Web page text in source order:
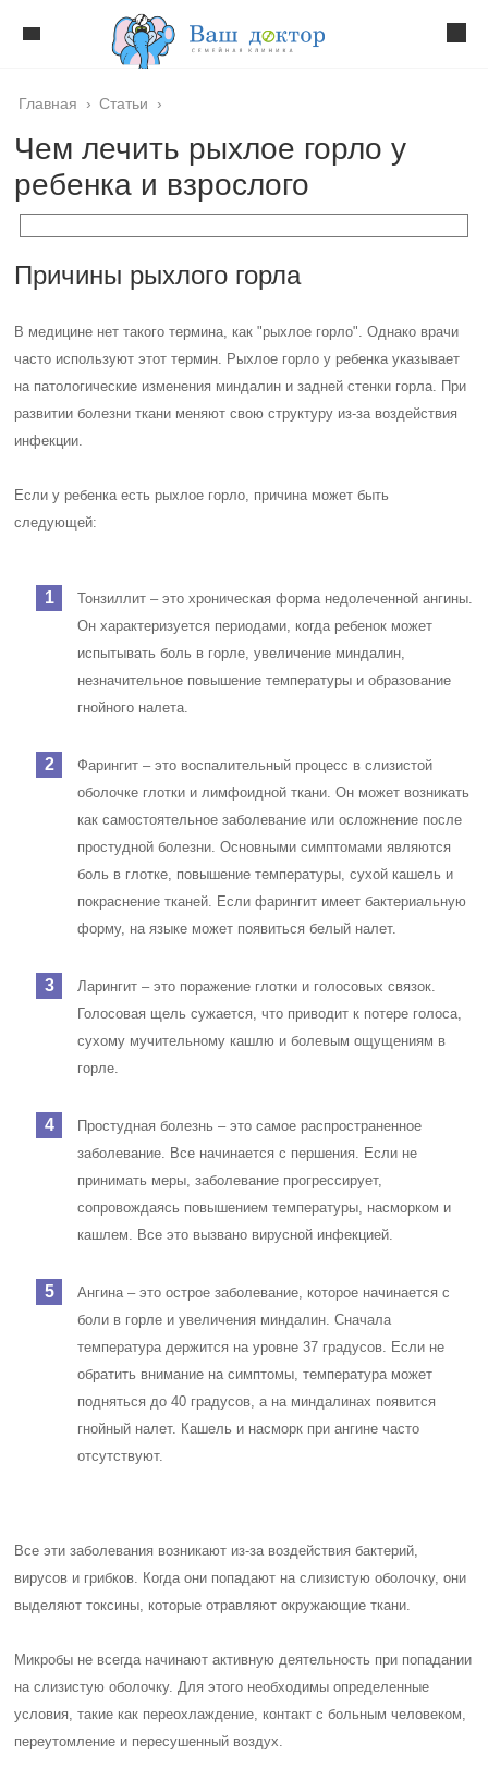
Главная › Статьи ›
Чем лечить рыхлое горло у
ребенка и взрослого
Причины рыхлого горла
В медицине нет такого термина, как "рыхлое горло". Однако врачи
часто используют этот термин. Рыхлое горло у ребенка указывает
на патологические изменения миндалин и задней стенки горла. При
развитии болезни ткани меняют свою структуру из-за воздействия
инфекции.
Если у ребенка есть рыхлое горло, причина может быть
следующей:
Тонзиллит – это хроническая форма недолеченной ангины.
Он характеризуется периодами, когда ребенок может
испытывать боль в горле, увеличение миндалин,
незначительное повышение температуры и образование
гнойного налета.
Фарингит – это воспалительный процесс в слизистой
оболочке глотки и лимфоидной ткани. Он может возникать
как самостоятельное заболевание или осложнение после
простудной болезни. Основными симптомами являются
боль в глотке, повышение температуры, сухой кашель и
покраснение тканей. Если фарингит имеет бактериальную
форму, на языке может появиться белый налет.
Ларингит – это поражение глотки и голосовых связок.
Голосовая щель сужается, что приводит к потере голоса,
сухому мучительному кашлю и болевым ощущениям в
горле.
Простудная болезнь – это самое распространенное
заболевание. Все начинается с першения. Если не
принимать меры, заболевание прогрессирует,
сопровождаясь повышением температуры, насморком и
кашлем. Все это вызвано вирусной инфекцией.
Ангина – это острое заболевание, которое начинается с
боли в горле и увеличения миндалин. Сначала
температура держится на уровне 37 градусов. Если не
обратить внимание на симптомы, температура может
подняться до 40 градусов, а на миндалинах появится
гнойный налет. Кашель и насморк при ангине часто
отсутствуют.
Все эти заболевания возникают из-за воздействия бактерий,
вирусов и грибков. Когда они попадают на слизистую оболочку, они
выделяют токсины, которые отравляют окружающие ткани.
Микробы не всегда начинают активную деятельность при попадании
на слизистую оболочку. Для этого необходимы определенные
условия, такие как переохлаждение, контакт с больным человеком,
переутомление и пересушенный воздух.